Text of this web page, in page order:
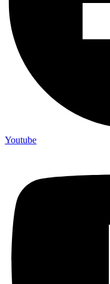
Youtube